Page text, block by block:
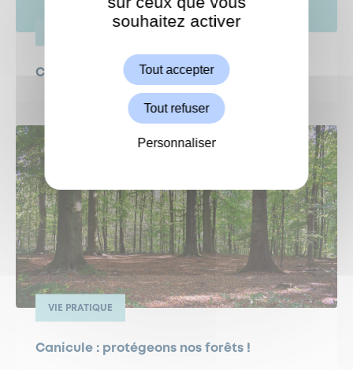
Coupure d'eau en cours
VIE PRATIQUE
Canicule : protégeons nos forêts !
ShareThis est désactivé.
souhaitez activer
Tout accepter
Tout refuser
Personnaliser